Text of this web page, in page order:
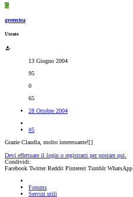
G
greentea
Utente
13 Giugno 2004
95
0
65
28 Ottobre 2004
#5
Grazie Claudia, molto interessante![]
Devi effettuare il login o registrarti per postare qui.
Condividi:
Facebook Twitter Reddit Pinterest Tumblr WhatsApp
Forums
Servizi utili